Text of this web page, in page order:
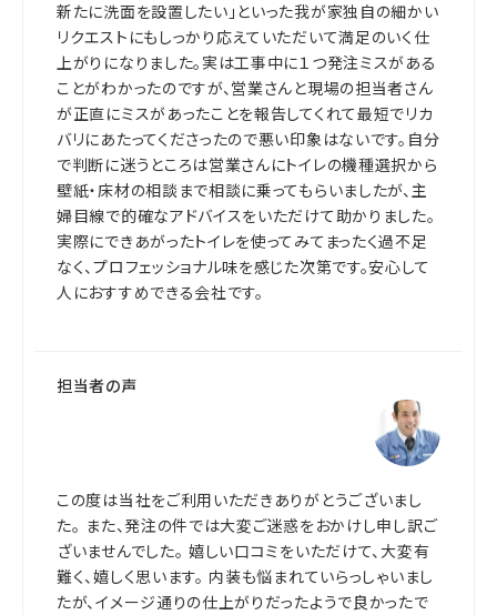
新たに洗面を設置したい」といった我が家独自の細かい
リクエストにもしっかり応えていただいて満足のいく仕
上がりになりました。実は工事中に１つ発注ミスがある
ことがわかったのですが、営業さんと現場の担当者さん
が正直にミスがあったことを報告してくれて最短でリカ
バリにあたってくださったので悪い印象はないです。自分
で判断に迷うところは営業さんにトイレの機種選択から
壁紙・床材の相談まで相談に乗ってもらいましたが、主
婦目線で的確なアドバイスをいただけて助かりました。
実際にできあがったトイレを使ってみてまったく過不足
なく、プロフェッショナル味を感じた次第です。安心して
人におすすめできる会社です。
担当者の声
この度は当社をご利用いただきありがとうございまし
た。 また、発注の件では大変ご迷惑をおかけし申し訳ご
ざいませんでした。 嬉しい口コミをいただけて、大変有
難く、嬉しく思います。 内装も悩まれていらっしゃいまし
たが、イメージ通りの仕上がりだったようで良かったで